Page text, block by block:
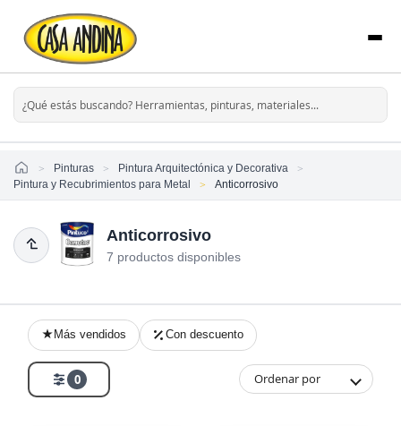
HomePinturas
Pintura Arquitectónica y Decorativa
Pintura y Recubrimientos para Metal
Anticorrosivo
Anticorrosivo
7 productos disponibles
Más vendidos Con descuento
0 Ordenar por